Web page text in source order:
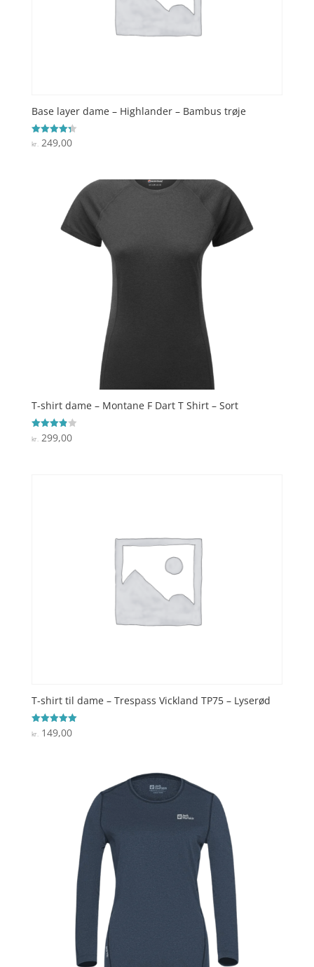
Base layer dame – Highlander – Bambus trøje
Vurderet
4.3
kr.249,00
T-shirt dame – Montane F Dart T Shirt – Sort
Vurderet
3.9
kr.299,00
T-shirt til dame – Trespass Vickland TP75 – Lyserød
Vurderet
5
kr. 149,00